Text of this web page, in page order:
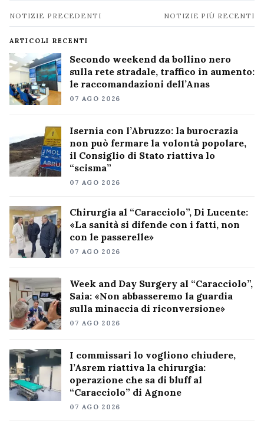
Navigazione
notizie
NOTIZIE PRECEDENTI NOTIZIE PIÙ RECENTI
ARTICOLI RECENTI
Secondo weekend da bollino nero
sulla rete stradale, traffico in aumento:
le raccomandazioni dell’Anas
07 AGO 2026
Isernia con l’Abruzzo: la burocrazia
non può fermare la volontà popolare,
il Consiglio di Stato riattiva lo
“scisma”
07 AGO 2026
Chirurgia al “Caracciolo”, Di Lucente:
«La sanità si difende con i fatti, non
con le passerelle»
07 AGO 2026
Week and Day Surgery al “Caracciolo”,
Saia: «Non abbasseremo la guardia
sulla minaccia di riconversione»
07 AGO 2026
I commissari lo vogliono chiudere,
l’Asrem riattiva la chirurgia:
operazione che sa di bluff al
“Caracciolo” di Agnone
07 AGO 2026